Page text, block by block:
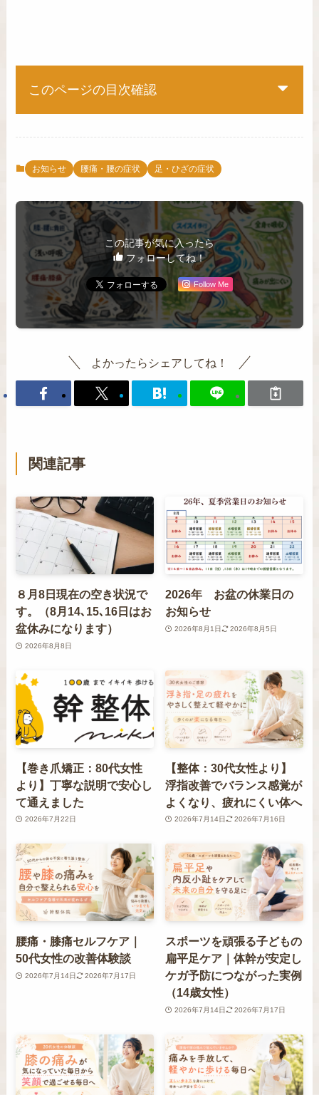
このページの目次確認
お知らせ 腰痛・腰の症状 足・ひざの症状
この記事が気に入ったら
フォローしてね！
Follow Me
よかったらシェアしてね！
関連記事
８月8日現在の空き状況で
す。（8月14､15､16日はお
盆休みになります）
2026年8月8日
2026年 お盆の休業日の
お知らせ
2026年8月1日 2026年8月5日
【巻き爪矯正：80代女性
より】丁寧な説明で安心し
て通えました
2026年7月22日
【整体：30代女性より】
浮指改善でバランス感覚が
よくなり、疲れにくい体へ
2026年7月14日 2026年7月16日
腰痛・膝痛セルフケア｜
50代女性の改善体験談
2026年7月14日 2026年7月17日
スポーツを頑張る子どもの
扁平足ケア｜体幹が安定し
ケガ予防につながった実例
（14歳女性）
2026年7月14日 2026年7月17日